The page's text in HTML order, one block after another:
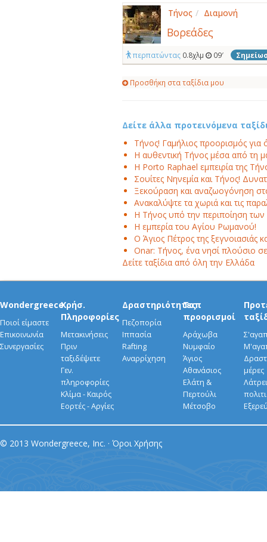
Τήνος / Διαμονή
Βορεάδες
περπατώντας0.8χλμ 09′
Προσθήκη στα ταξίδια μου
Δείτε άλλα προτεινόμενα
Τήνος! Γαμήλιος προορισμός για
Η αυθεντική Τήνος μέσα από τη
Η Porto Raphael εμπειρία της
Σουίτες Νηνεμία και Τήνος!
Ξεκούραση και αναζωογόνηση
Ανακαλύψτε τα χωριά και τις
Η Τήνος υπό την περιποίηση
Η εμπερία του Αγίου Ρωμανού!
Ο Άγιος Πέτρος της ξεγνοιασιάς
Onar: Τήνος, ένα νησί πλούσιο σε
Δείτε ταξίδια από όλη την Ελλάδα
Wondergreece
Ποιοί είμαστε
Επικοινωνία
Συνεργασίες
Χρήσ.
Πληροφορίες
Μετακινήσεις
Πριν
ταξιδέψετε
Γεν.
πληροφορίες
Κλίμα - Καιρός
Εορτές - Αργίες
Δραστηριότητες
Πεζοπορία
Ιππασία
Rafting
Αναρρίχηση
Τοπ
προορισμοί
Αράχωβα
Νυμφαίο
Άγιος
Αθανάσιος
Ελάτη &
Περτούλι
Μέτσοβο
μέρες
© 2013 Wondergreece, Inc. · Όροι Χρήσης